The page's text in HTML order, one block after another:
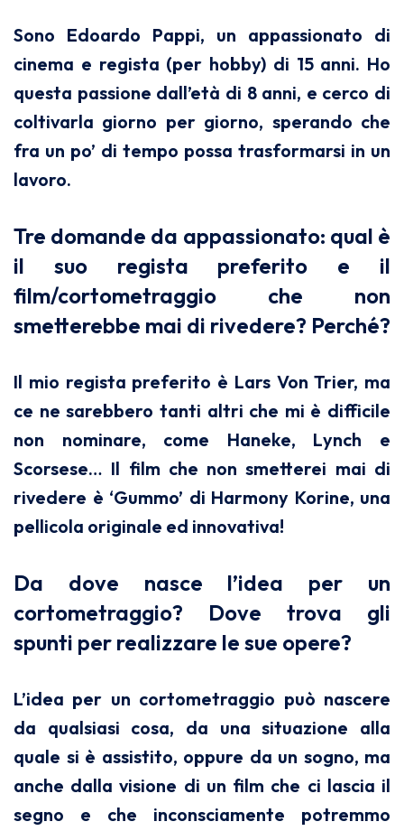
Sono Edoardo Pappi, un appassionato di
cinema e regista (per hobby) di 15 anni. Ho
questa passione dall’età di 8 anni, e cerco di
coltivarla giorno per giorno, sperando che
fra un po’ di tempo possa trasformarsi in un
lavoro.
Tre domande da appassionato: qual è
il suo regista preferito e il
film/cortometraggio che non
smetterebbe mai di rivedere? Perché?
Il mio regista preferito è Lars Von Trier, ma
ce ne sarebbero tanti altri che mi è difficile
non nominare, come Haneke, Lynch e
Scorsese… Il film che non smetterei mai di
rivedere è ‘Gummo’ di Harmony Korine, una
pellicola originale ed innovativa!
Da dove nasce l’idea per un
cortometraggio? Dove trova gli
spunti per realizzare le sue opere?
L’idea per un cortometraggio può nascere
da qualsiasi cosa, da una situazione alla
quale si è assistito, oppure da un sogno, ma
anche dalla visione di un film che ci lascia il
segno e che inconsciamente potremmo